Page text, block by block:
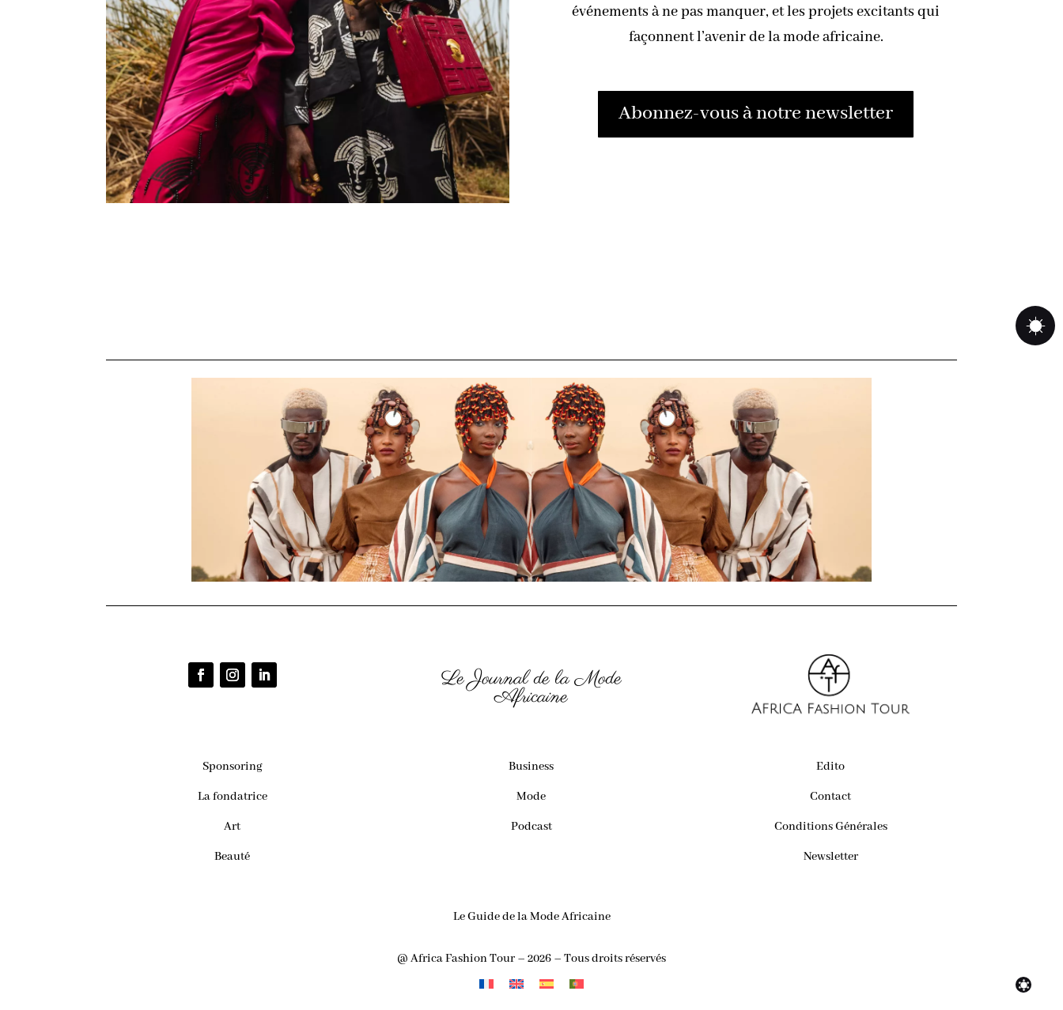
événements à ne pas manquer, et les projets excitants qui
façonnent l’avenir de la mode africaine.
Abonnez-vous à notre newsletter
Le Journal de la Mode
Africaine
Sponsoring
La fondatrice
Art
Beauté
Business
Mode
Podcast
Edito
Contact
Conditions Générales
Newsletter
Le Guide de la Mode Africaine
@ Africa Fashion Tour – 2026 – Tous droits réservés